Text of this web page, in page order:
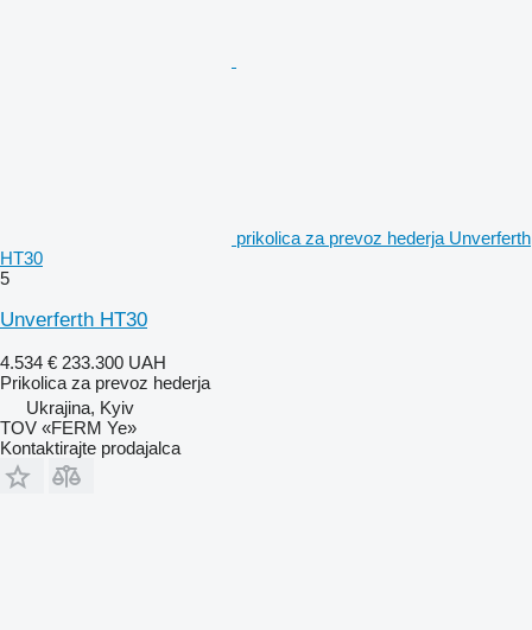
prikolica za prevoz hederja Unverferth
HT30
5
Unverferth HT30
4.534 € 233.300 UAH
Prikolica za prevoz hederja
Ukrajina, Kyiv
TOV «FERM Ye»
Kontaktirajte prodajalca